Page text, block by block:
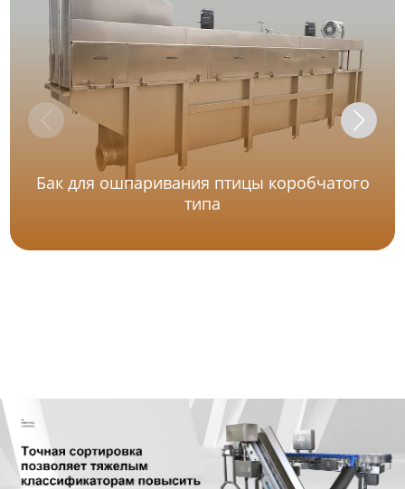
Бак для ошпаривания птицы коробчатого
типа